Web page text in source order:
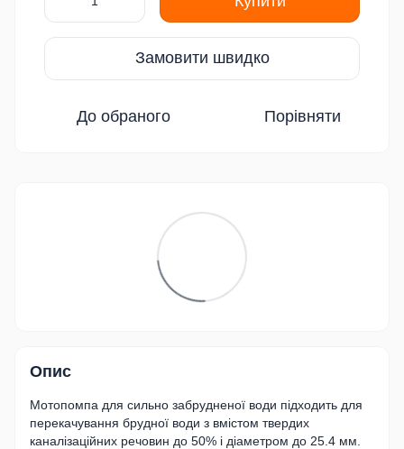
Замовити швидко
До обраного Порівняти
Опис
Мотопомпа для сильно забрудненої води підходить для
перекачування брудної води з вмістом твердих
каналізаційних речовин до 50% і діаметром до 25.4 мм.